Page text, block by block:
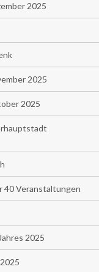
2025
2025
2025
40 Veranstaltungen
2025